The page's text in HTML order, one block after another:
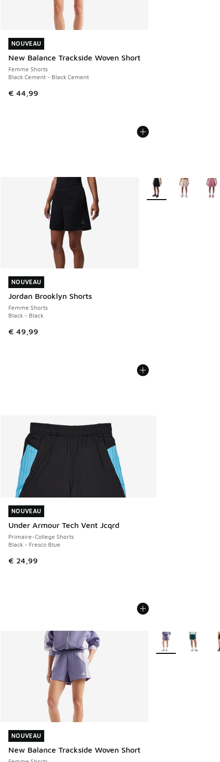
NOUVEAU
New Balance Trackside Woven Short
Femme Shorts
Black Cement - Black Cement
€ 44,99
NOUVEAU
NOUVEAU
Jordan Brooklyn Shorts
Femme Shorts
Black - Black
€ 49,99
NOUVEAU
Plus de couleurs
NOUVEAU
Under Armour Tech Vent Jcqrd
Primaire-College Shorts
Black - Fresco Blue
€ 24,99
NOUVEAU
NOUVEAU
New Balance Trackside Woven Short
NOUVEAU
Plus de couleurs